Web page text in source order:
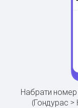
Набрати номер
(Гондурас >